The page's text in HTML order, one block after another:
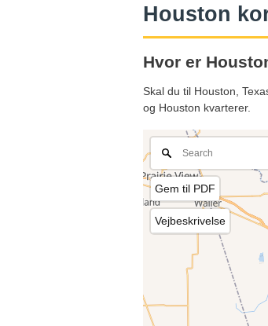
Houston
Hvor er
Skal du til Houston,
og Houston kvarterer.
Gem til PDF
Vejbeskrivelse